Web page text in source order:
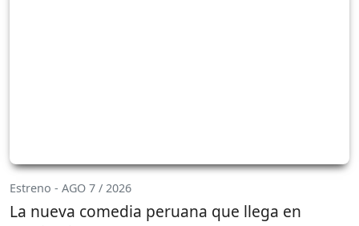
Estreno - AGO 7 / 2026
La nueva comedia peruana que llega en